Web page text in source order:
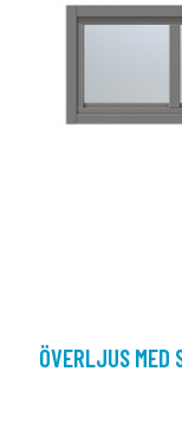
ÖVERLJUS MED